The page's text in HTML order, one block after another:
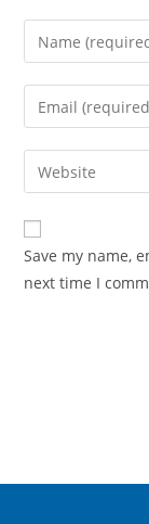
Save my name,
next time I